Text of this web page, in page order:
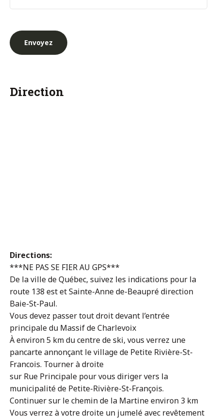
Direction
Directions:
***NE PAS SE FIER AU GPS***
De la ville de Québec, suivez les indications pour la
route 138 est et Sainte-Anne de-Beaupré direction
Baie-St-Paul.
Vous devez passer tout droit devant l’entrée
principale du Massif de Charlevoix
À environ 5 km du centre de ski, vous verrez une
pancarte annonçant le village de Petite Rivière-St-
Francois. Tourner à droite
sur Rue Principale pour vous diriger vers la
municipalité de Petite-Rivière-St-François.
Continuer sur le chemin de la Martine environ 3 km
Vous verrez à votre droite un jumelé avec revêtement